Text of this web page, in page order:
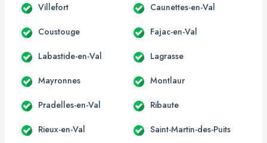
Villefort Caunettes-en-Val
Coustouge Fajac-en-Val
Labastide-en-Val Lagrasse
Mayronnes Montlaur
Pradelles-en-Val Ribaute
Rieux-en-Val Saint-Martin-des-Puits